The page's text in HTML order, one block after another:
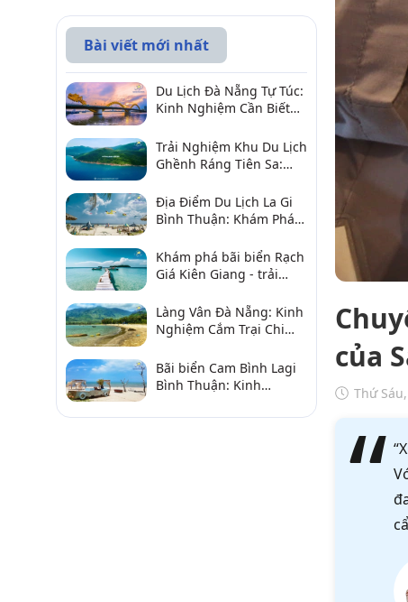
của
Thứ
Bài viết mới nhất
Du Lịch Đà Nẵng Tự Túc:
Kinh Nghiệm Cần Biết
Vời
Trải Nghiệm Khu Du Lịch
Ghềnh Ráng Tiên Sa:
Qua
Địa Điểm Du Lịch La Gi
Bình Thuận: Khám Phá 6
2026
Khám phá bãi biển Rạch
Giá Kiên Giang - trải
Làng Vân Đà Nẵng: Kinh
Nghiệm Cắm Trại Chi
Bãi biển Cam Bình Lagi
Bình Thuận: Kinh
sản, điểm gần